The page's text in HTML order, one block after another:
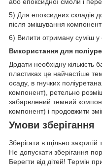
5) Для епоксидних складів
після змішування
6) Вилити отриману суміш
Використання для
Додати необхідну кількість
пластиках це найчастіше
осаду, в гнучких
компонент), ретельно
забарвлений темний
компонент) і продовжити
Умови зберігання
Зберігати в щільно закритій
Не допускати зберігання
Берегти від дітей! Термін